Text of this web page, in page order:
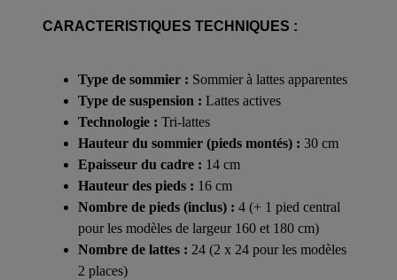
CARACTERISTIQUES TECHNIQUES :
Type de sommier : Sommier à lattes apparentes
Type de suspension : Lattes actives
Technologie : Tri-lattes
Hauteur du sommier (pieds montés) : 30 cm
Epaisseur du cadre : 14 cm
Hauteur des pieds : 16 cm
Nombre de pieds (inclus) : 4 (+ 1 pied central
pour les modèles de largeur 160 et 180 cm)
Nombre de lattes : 24 (2 x 24 pour les modèles
2 places)